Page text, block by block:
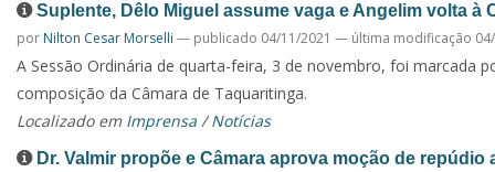
Suplente, Dêlo Miguel assume vaga e Angelim volta à
por Nilton Cesar Morselli — publicado 04/11/2021 — última modificação
A Sessão Ordinária de quarta-feira, 3 de novembro, foi marcada
composição da Câmara de Taquaritinga.
Localizado em Imprensa /Notícias
Dr. Valmir propõe e Câmara aprova moção de repúdio